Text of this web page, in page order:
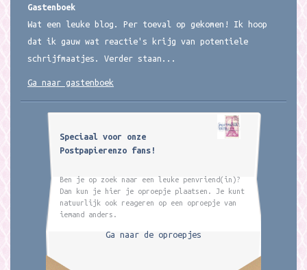
Gastenboek
Wat een leuke blog. Per toeval op gekomen! Ik hoop
dat ik gauw wat reactie's krijg van potentiele
schrijfmaatjes. Verder staan...
Ga naar gastenboek
Speciaal voor onze
Postpapierenzo fans!
Ben je op zoek naar een leuke penvriend(in)?
Dan kun je hier je oproepje plaatsen. Je kunt
natuurlijk ook reageren op een oproepje van
iemand anders.
Ga naar de oproepjes